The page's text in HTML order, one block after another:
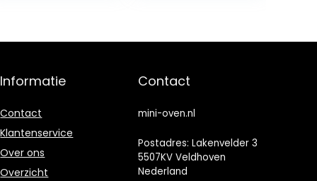
aanrecht
Informatie
Contact
Klantenservice
Over ons
Overzicht
Contact
mini-oven.nl
Postadres: Lakenvelder 3
5507KV Veldhoven
Nederland